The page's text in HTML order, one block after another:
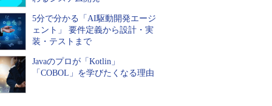
5分で分かる「AI駆動開発エージ
ェント」 要件定義から設計・実
装・テストまで
Javaのプロが「Kotlin」
「COBOL」を学びたくなる理由